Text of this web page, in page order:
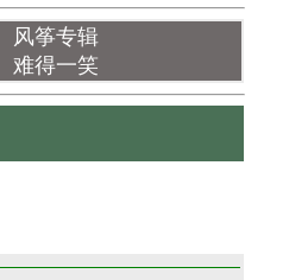
风筝专辑
难得一笑